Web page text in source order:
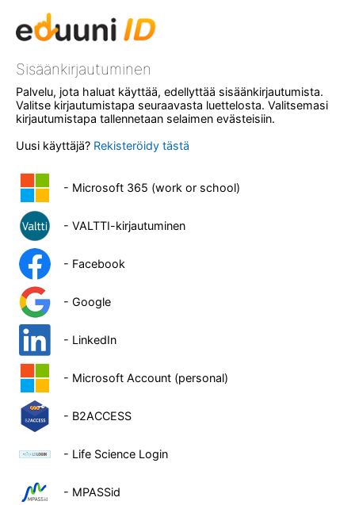
Sisäänkirjautuminen
Palvelu, jota haluat käyttää, edellyttää sisäänkirjautumista.
Valitse kirjautumistapa seuraavasta luettelosta. Valitsemasi
kirjautumistapa tallennetaan selaimen evästeisiin.
Uusi käyttäjä? Rekisteröidy tästä
- Microsoft 365 (work or school)
- VALTTI-kirjautuminen
- Facebook
- Google
- LinkedIn
- Microsoft Account (personal)
- B2ACCESS
- Life Science Login
- MPASSid